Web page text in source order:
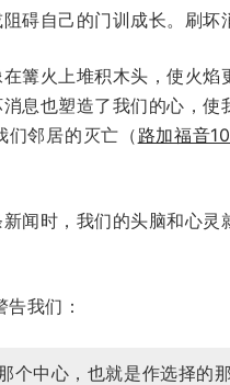
碍自己的门训成长。刷坏
篝火上堆积木头，使火
息也塑造了我们的心，
们邻居的灭亡（路加福音
闻时，我们的头脑和心
我们：
个中心，也就是作选择的